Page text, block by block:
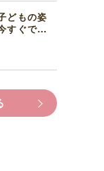
どもの姿
すぐでき